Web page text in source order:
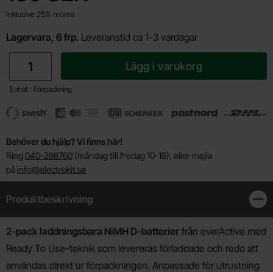
Inklusive 25% moms
Lagervara, 6 frp. Leveranstid ca 1-3 vardagar
Enhet : Förpackning
Lägg i varukorg
Behöver du hjälp? Vi finns här!
Ring 040-298760 (måndag till fredag 10-16), eller mejla
på info@electrokit.se
Produktbeskrivning
Produktbeskrivning
2-pack laddningsbara NiMH D-batterier från everActive med
Ready To Use-teknik som levereras förladdade och redo att
användas direkt ur förpackningen. Anpassade för utrustning